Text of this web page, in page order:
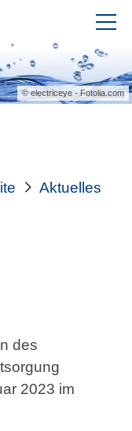
© electriceye - Fotolia.com
Aktuelles
des
2023 im